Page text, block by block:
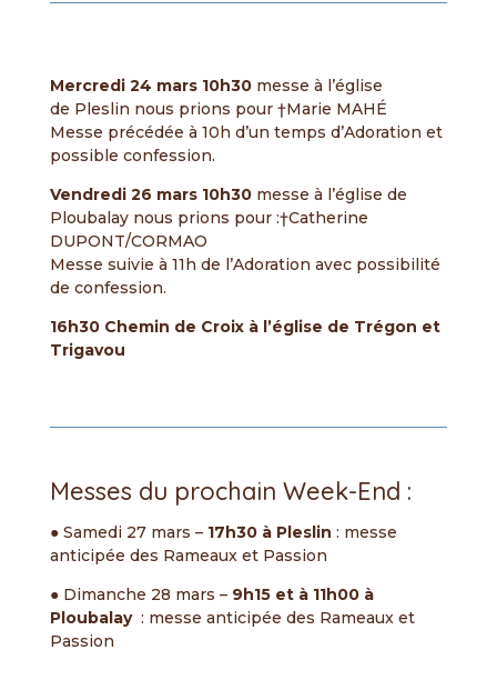
Mercredi 24 mars 10h30messe à l’église
de Pleslin nous prions pour †Marie MAHÉ
Messe précédée à 10h d’un temps d’Adoration et
possible confession.
Vendredi 26 mars 10h30messe à l’église de
Ploubalay nous prions pour :†Catherine
DUPONT/CORMAO
Messe suivie à 11h de l’Adoration avec possibilité
de confession.
16h30 Chemin de Croix à l’église de Trégon et
Trigavou
Messes du prochain Week-End :
● Samedi 27 mars – 17h30 à Pleslin : messe
anticipée des Rameaux et Passion
● Dimanche 28 mars – 9h15 et à 11h00 à
Ploubalay : messe anticipée des Rameaux et
Passion